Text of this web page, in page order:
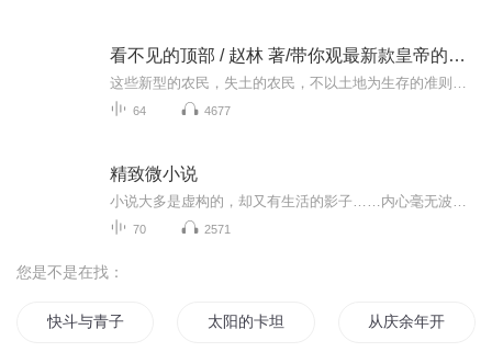
看不见的顶部 / 赵林 著/带你观最新款皇帝的新衣
64 4677
精致微小说
70 2571
您是不是在找：
快斗与青子的情人节 太阳的卡坦精 从庆余年开始打卡